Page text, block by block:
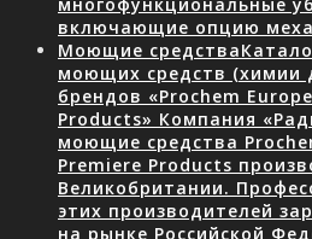
включающие опцию
Моющие средства
моющих средств (химии
брендов «Prochem
Products» Компания
моющие средства
Premiere Products
Великобритании.
этих производителей
на рынке Российской